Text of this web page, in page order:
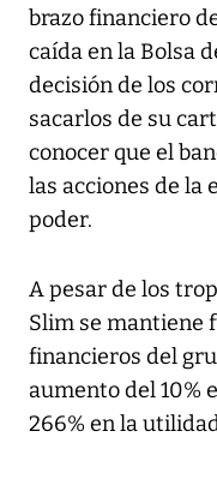
brazo financiero
caída en la Bolsa
decisión de los
sacarlos de su
conocer que el
las acciones de la
poder.
A pesar de los
Slim se mantiene
financieros del
aumento del 10%
266% en la